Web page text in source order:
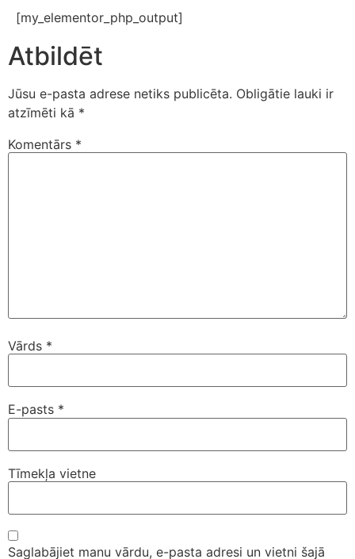
[my_elementor_php_output]
Atbildēt
Jūsu e-pasta adrese netiks publicēta. Obligātie lauki ir
atzīmēti kā *
Komentārs *
Vārds *
E-pasts *
Tīmekļa vietne
Saglabājiet manu vārdu, e-pasta adresi un vietni šajā